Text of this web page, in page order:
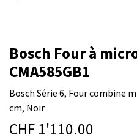
Bosch Four à
CMA585GB1
Bosch Série 6, Four combine
cm, Noir
CHF 1'110.00